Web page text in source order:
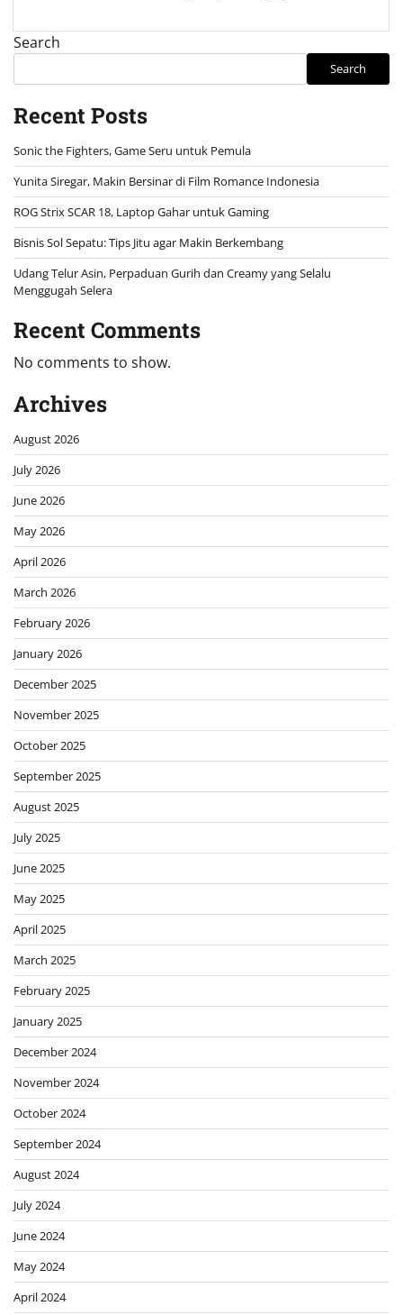
Search
Search
Recent Posts
Sonic the Fighters, Game Seru untuk Pemula
Yunita Siregar, Makin Bersinar di Film Romance Indonesia
ROG Strix SCAR 18, Laptop Gahar untuk Gaming
Bisnis Sol Sepatu: Tips Jitu agar Makin Berkembang
Udang Telur Asin, Perpaduan Gurih dan Creamy yang Selalu
Menggugah Selera
Recent Comments
No comments to show.
Archives
August 2026
July 2026
June 2026
May 2026
April 2026
March 2026
February 2026
January 2026
December 2025
November 2025
October 2025
September 2025
August 2025
July 2025
June 2025
May 2025
April 2025
March 2025
February 2025
January 2025
December 2024
November 2024
October 2024
September 2024
August 2024
July 2024
June 2024
May 2024
April 2024